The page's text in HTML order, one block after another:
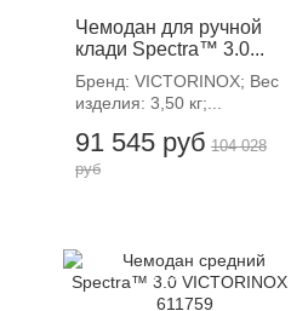
Чемодан для ручной
клади Spectra™ 3.0...
Бренд: VICTORINOX; Вес
изделия: 3,50 кг;...
91 545 руб 104 028
руб
-12%